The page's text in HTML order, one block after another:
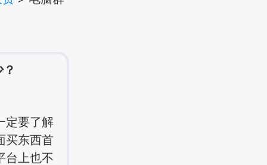
定要了解
买东西首
台上也不